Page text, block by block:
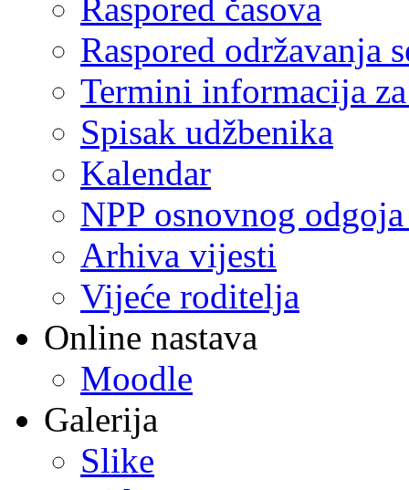
Raspored časova
Raspored održavanja
Termini informacija
Spisak udžbenika
Kalendar
NPP osnovnog
Arhiva vijesti
Vijeće roditelja
Online nastava
Moodle
Galerija
Slike